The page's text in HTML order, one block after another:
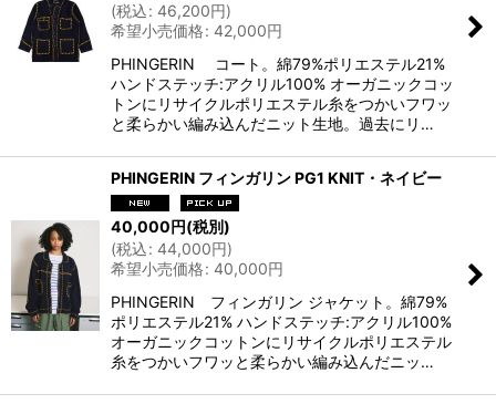
(税込: 46,200円)
希望小売価格: 42,000円
PHINGERIN コート。綿79%ポリエステル21%
ハンドステッチ:アクリル100% オーガニックコッ
トンにリサイクルポリエステル糸をつかいフワッ
と柔らかい編み込んだニット生地。過去にリ…
PHINGERIN フィンガリン PG1 KNIT・ネイビー
40,000円(税別)
(税込: 44,000円)
希望小売価格: 40,000円
PHINGERIN フィンガリン ジャケット。綿79%
ポリエステル21% ハンドステッチ:アクリル100%
オーガニックコットンにリサイクルポリエステル
糸をつかいフワッと柔らかい編み込んだニッ…